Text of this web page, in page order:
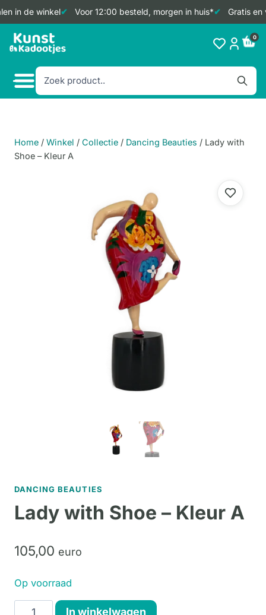
in de winkel Voor 12:00 besteld, morgen in huis* Gratis en
Doorgaan
naar
0
Home / Winkel / Collectie / Dancing Beauties / Lady with
Shoe – Kleur A
DANCING BEAUTIES
Lady with Shoe – Kleur A
105,00 euro
Op voorraad
Lady
In winkelwagen